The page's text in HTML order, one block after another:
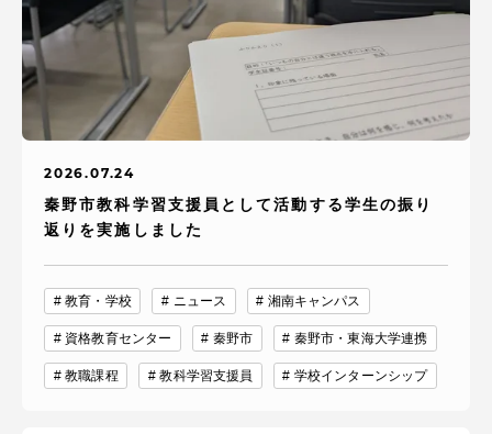
2026.07.24
秦野市教科学習支援員として活動する学生の振り
返りを実施しました
教育・学校 ニュース 湘南キャンパス
資格教育センター 秦野市 秦野市・東海大学連携
教職課程 教科学習支援員 学校インターンシップ